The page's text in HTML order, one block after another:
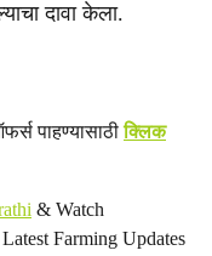
दावा केला.
पाहण्यासाठीक्लिक
& Watch
Farming Updates